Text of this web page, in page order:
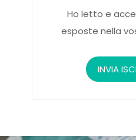
Ho letto e
esposte nella